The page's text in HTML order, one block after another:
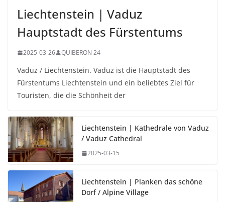
Liechtenstein | Vaduz
Hauptstadt des Fürstentums
2025-03-26 QUIBERON 24
Vaduz / Liechtenstein. Vaduz ist die Hauptstadt des
Fürstentums Liechtenstein und ein beliebtes Ziel für
Touristen, die die Schönheit der
Liechtenstein | Kathedrale von Vaduz
/ Vaduz Cathedral
2025-03-15
Liechtenstein | Planken das schöne
Dorf / Alpine Village